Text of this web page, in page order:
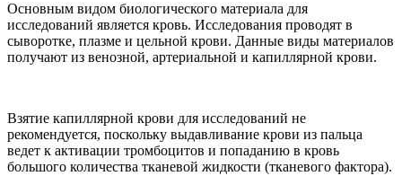
Основным видом биологического материала для
исследований является кровь. Исследования проводят в
сыворотке, плазме и цельной крови. Данные виды материалов
получают из венозной, артериальной и капиллярной крови.
Взятие капиллярной крови для исследований не
рекомендуется, поскольку выдавливание крови из пальца
ведет к активации тромбоцитов и попаданию в кровь
большого количества тканевой жидкости (тканевого фактора).